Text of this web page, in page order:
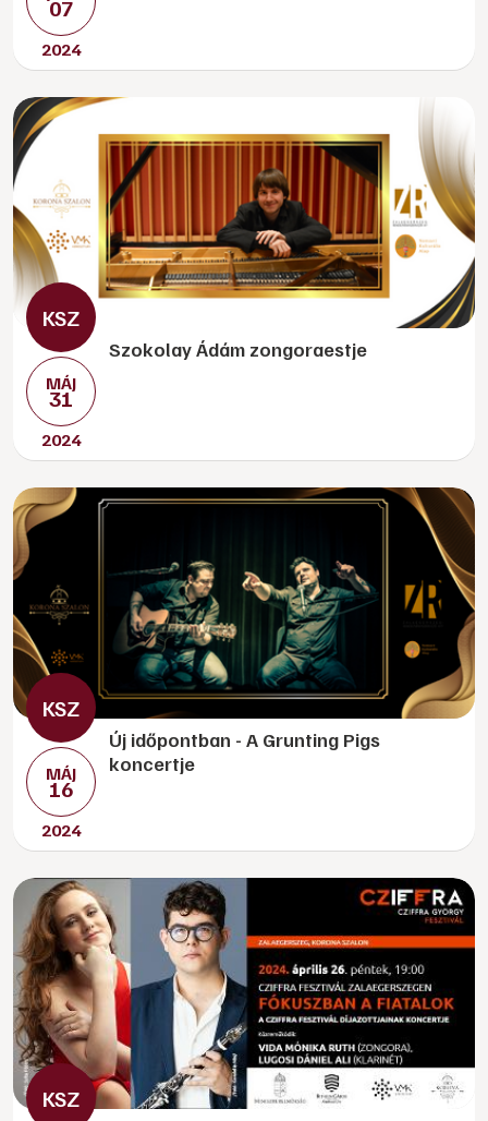
07
2024
MÁJ
31
2024
Szokolay Ádám zongoraestje
MÁJ
16
2024
Új időpontban - A Grunting Pigs
koncertje